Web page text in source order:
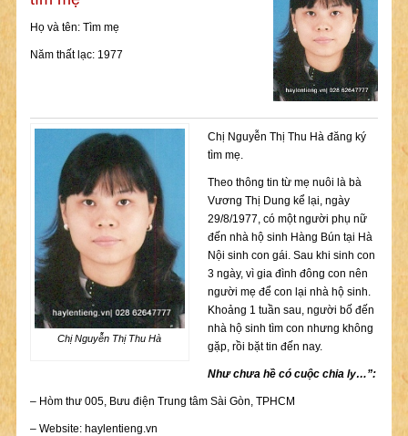
Họ và tên: Tìm mẹ
Năm thất lạc: 1977
Chị Nguyễn Thị Thu Hà
Chị Nguyễn Thị Thu Hà đăng ký
tìm mẹ.
Theo thông tin từ mẹ nuôi là bà
Vương Thị Dung kể lại, ngày
29/8/1977, có một người phụ nữ
đến nhà hộ sinh Hàng Bún tại Hà
Nội sinh con gái. Sau khi sinh con
3 ngày, vì gia đình đông con nên
người mẹ để con lại nhà hộ sinh.
Khoảng 1 tuần sau, người bố đến
nhà hộ sinh tìm con nhưng không
gặp, rồi bặt tin đến nay.
Như chưa hề có cuộc chia ly…”:
– Hòm thư 005, Bưu điện Trung tâm Sài Gòn, TPHCM
– Website: haylentieng.vn